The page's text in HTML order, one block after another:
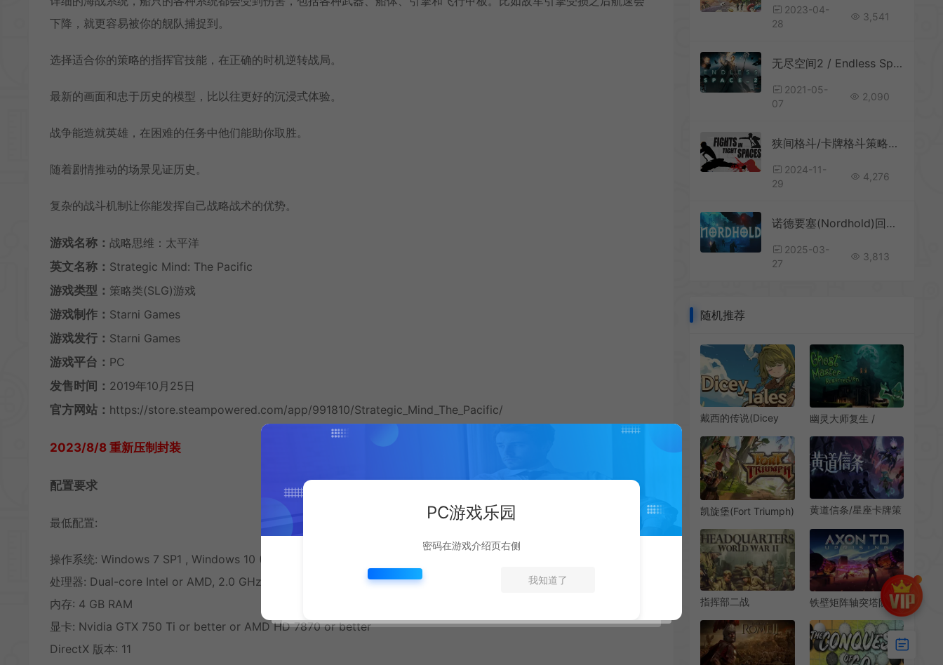
下降，就更容易被你的舰队捕捉到。
选择适合你的策略的指挥官技能，在正确的时机逆转战局。
最新的画面和忠于历史的模型，比以往更好的沉浸式体验。
战争能造就英雄，在困难的任务中他们能助你取胜。
随着剧情推动的场景见证历史。
复杂的战斗机制让你能发挥自己战略战术的优势。
游戏名称： 战略思维：太平洋
英文名称： Strategic Mind: The Pacific
游戏类型： 策略类(SLG)游戏
游戏制作： Starni Games
游戏发行： Starni Games
游戏平台： PC
发售时间： 2019年10月25日
官方网站： https://store.steampowered.com/app/991810/Strategic_Mind_The_Pacific/
2023/8/8 重新压制封装
配置要求
最低配置:
操作系统: Windows 7 SP1 , Windows 10 (64-bit versions only)
处理器: Dual-core Intel or AMD, 2.0 GHz or faster
内存: 4 GB RAM
显卡: Nvidia GTX 750 Ti or better or AMD HD 7870 or better
DirectX 版本: 11
2023-04-
28
3,541
无尽空间2 / Endless Space 2 科幻4X宇宙太空战略游戏
2021-05-
07
2,090
狭间格斗/卡牌格斗策略游戏 Fights in Tight Spaces 下载
2024-11-
29
4,276
诺德要塞(Nordhold)回合制建筑策略塔防游戏|下载
2025-03-
27
3,813
随机推荐
戴西的传说(Dicey
游戏|中文|攻略|视频|
免费下载
幽灵大师复生 /
Resurrection 超自然
策略冒险游戏
凯旋堡(Fort Triumph)
界幻想回合战术游戏
黄道信条/星座卡牌策
下载
指挥部二战
World War II)快节奏
回合制战略游戏|下载
铁壁矩阵轴突塔防
(Axon TD: Uprising –
Tower Defense)简
中|PC|SLG|科幻策略
塔防游戏
PC游戏乐园
密码在游戏介绍页右侧
我知道了